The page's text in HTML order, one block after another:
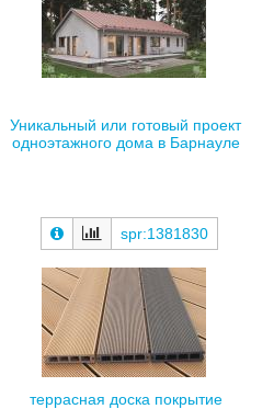
Уникальный или готовый проект
одноэтажного дома в Барнауле
spr:1381830
террасная доска покрытие